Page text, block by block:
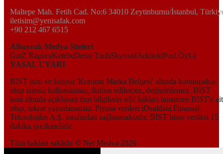
Maltepe Mah. Fetih Cad. No:6 34010 Zeytinburnu/İstanbul,
iletisim@yenisafak.com
+90 212 467 6515
Albayrak Medya Siteleri
GztZ RaporuKetebeDerin TarihSkyroadArkitektPost Öykü
YASAL UYARI
BIST isim ve logosu 'Koruma Marka Belgesi' altında korunmakta
olup izinsiz kullanılamaz, iktibas edilemez, değiştirilemez. BIST
ismi altında açıklanan tüm bilgilerin telif hakları tamamen BIST'e ait
olup, tekrar yayınlanamaz. Piyasa verileri iDealdata Finansal
Teknolojiler A.Ş. tarafından sağlanmaktadır. BİST hisse verileri 15
dakika gecikmelidir.
Tüm hakları saklıdır © Net Medya 2026